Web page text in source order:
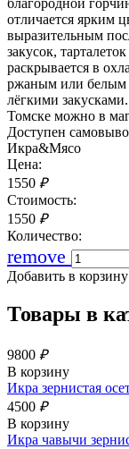
отличается ярким
выразительным
закусок,
раскрывается в
ржаным или белым
лёгкими
Томске можно в
Доступен
Икра&Мясо
Цена:
1550 ₽
Стоимость:
1550 ₽
Количество:
remove
Добавить в корзину
Товары в
9800 ₽
В корзину
Икра зернистая
4500 ₽
В корзину
Икра чавычи